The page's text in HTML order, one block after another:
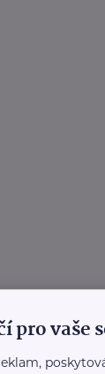
pro vaše